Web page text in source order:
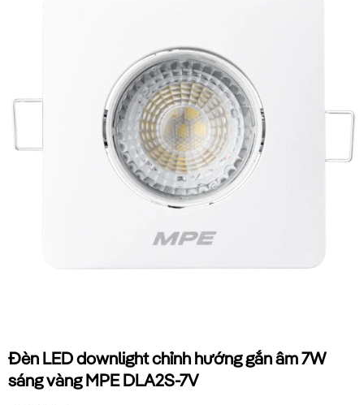
Đèn LED downlight chỉnh hướng gắn âm 7W
sáng vàng MPE DLA2S-7V